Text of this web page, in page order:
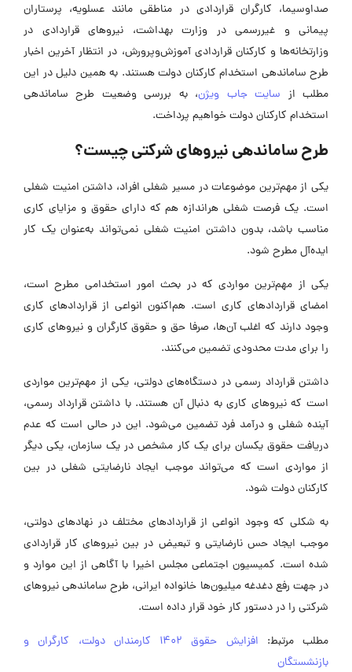
صداوسیما، کارگران قراردادی در مناطقی مانند عسلویه، پرستاران
پیمانی و غیررسمی در وزارت بهداشت، نیروهای قراردادی در
وزارتخانه‌ها و کارکنان قراردادی آموزش‌وپرورش، در انتظار آخرین اخبار
طرح ساماندهی استخدام کارکنان دولت هستند. به همین دلیل در این
مطلب از سایت جاب ویژن، به بررسی وضعیت طرح ساماندهی
استخدام کارکنان دولت خواهیم پرداخت.
طرح ساماندهی نیروهای شرکتی چیست؟
یکی از مهم‌ترین موضوعات در مسیر شغلی افراد، داشتن امنیت شغلی
است. یک فرصت شغلی هراندازه هم که دارای حقوق و مزایای کاری
مناسب باشد، بدون داشتن امنیت شغلی نمی‌تواند به‌عنوان یک کار
ایده‌آل مطرح شود.
یکی از مهم‌ترین مواردی که در بحث امور استخدامی مطرح است،
امضای قراردادهای کاری است. هم‌اکنون انواعی از قراردادهای کاری
وجود دارند که اغلب آن‌ها، صرفا حق و حقوق کارگران و نیروهای کاری
را برای مدت محدودی تضمین‌ می‌کنند.
داشتن قرارداد رسمی در دستگاه‌های دولتی، یکی از مهم‌ترین مواردی
است که نیروهای کاری به دنبال آن هستند. با داشتن قرارداد رسمی،
آینده شغلی و درآمد فرد تضمین می‌شود. این در حالی است که عدم
دریافت حقوق یکسان برای یک کار مشخص در یک سازمان، یکی دیگر
از مواردی است که می‌تواند موجب ایجاد نارضایتی شغلی در بین
کارکنان دولت شود.
به شکلی که وجود انواعی از قراردادهای مختلف در نهادهای دولتی،
موجب ایجاد حس نارضایتی و تبعیض در بین نیروهای کار قراردادی
شده است. کمیسیون اجتماعی مجلس اخیرا با آگاهی از این موارد و
در جهت رفع دغدغه میلیون‌ها خانواده ایرانی، طرح ساماندهی نیروهای
شرکتی را در دستور کار خود قرار داده‌ است.
مطلب مرتبط:
افزایش حقوق 1402 کارمندان دولت، کارگران و
بازنشستگان